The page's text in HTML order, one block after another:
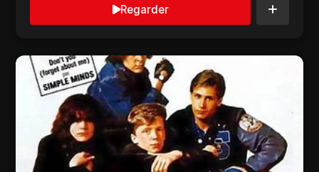
Regarder